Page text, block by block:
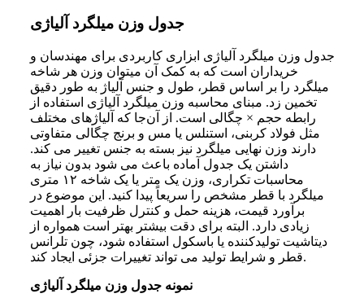
جدول وزن میلگرد آلیاژی
جدول وزن میلگرد آلیاژی ابزاری کاربردی برای مهندسان و
خریداران است که به کمک آن میتوان وزن هر شاخه
میلگرد را بر اساس قطر، طول و جنس آلیاژ به طور دقیق
تخمین زد. مبنای محاسبه وزن میلگرد آلیاژی استفاده از
رابطه حجم × چگالی است. از آن‌جا که آلیاژهای مختلف
مثل فولاد کربنی، استنلس یا مس و برنج چگالی متفاوتی
دارند وزن نهایی میلگرد نیز بسته به جنس تغییر می‌ کند.
داشتن یک جدول آماده باعث می‌ شود بدون نیاز به
محاسبات تکراری، وزن یک متر یا یک شاخه ۱۲ متری
میلگرد با قطر مشخص را سریعاً پیدا کنید. این موضوع در
برآورد قیمت، هزینه حمل و کنترل ظرفیت بار اهمیت
زیادی دارد. البته برای دقت بیشتر بهتر است همواره از
دیتاشیت تولیدکننده یا باسکول استفاده شود، چون تلرانس
قطر و شرایط تولید می‌ تواند تغییرات جزئی ایجاد کند.
نمونه جدول وزن میلگرد آلیاژی